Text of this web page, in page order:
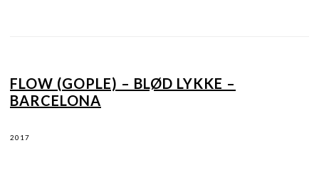
FLOW (GOPLE) – BLØD LYKKE –
BARCELONA
2017